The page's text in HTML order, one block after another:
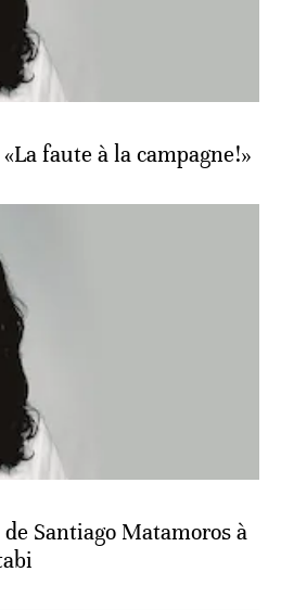
faute à la campagne!»
Santiago Matamoros à